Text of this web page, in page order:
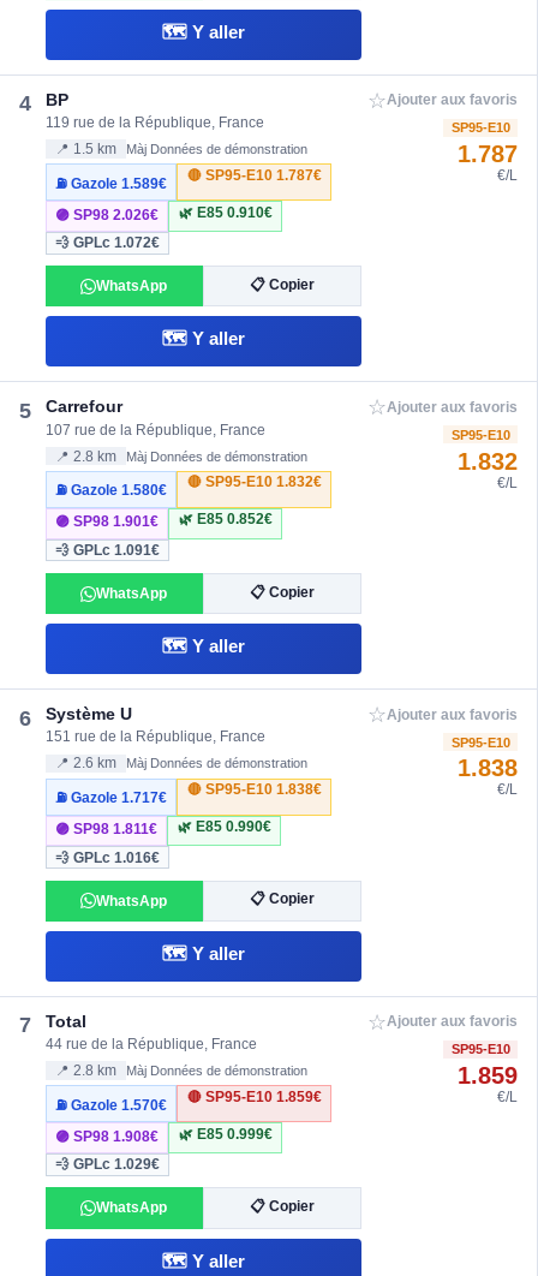
🗺️ Y aller
4 BP
119 rue de la République, France
📍 1.5 km Màj Données de démonstration
⛽ Gazole1.589€
🔴 SP95-E10 1.787€
🟣 SP982.026€ 🌿 E85 0.910€
💨 GPLc1.072€
WhatsApp 📋 Copier
🗺️ Y aller
☆Ajouter aux favoris
SP95-E10
1.787
€/L
5 Carrefour
107 rue de la République, France
📍 2.8 km Màj Données de démonstration
⛽ Gazole1.580€
🔴 SP95-E10 1.832€
🟣 SP981.901€ 🌿 E85 0.852€
💨 GPLc1.091€
WhatsApp 📋 Copier
🗺️ Y aller
☆Ajouter aux favoris
SP95-E10
1.832
€/L
6 Système U
151 rue de la République, France
📍 2.6 km Màj Données de démonstration
⛽ Gazole1.717€
🔴 SP95-E10 1.838€
🟣 SP981.811€ 🌿 E85 0.990€
💨 GPLc1.016€
WhatsApp 📋 Copier
🗺️ Y aller
☆Ajouter aux favoris
SP95-E10
1.838
€/L
7 Total
44 rue de la République, France
📍 2.8 km Màj Données de démonstration
⛽ Gazole1.570€
🔴 SP95-E10 1.859€
🟣 SP981.908€ 🌿 E85 0.999€
💨 GPLc1.029€
WhatsApp 📋 Copier
🗺️ Y aller
☆Ajouter aux favoris
SP95-E10
1.859
€/L